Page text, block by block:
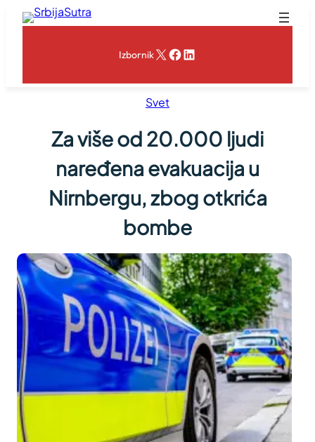
Skoči
IzbornikX Facebook
LinkedIn
Svet
Za više od 20.000 ljudi
naređena evakuacija u
Nirnbergu, zbog otkrića
bombe